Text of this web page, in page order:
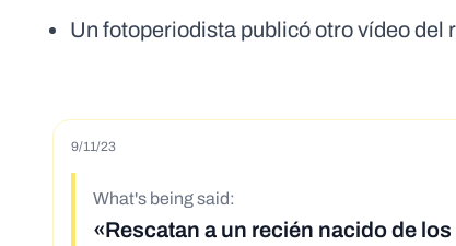
Un fotoperiodista publicó otro vídeo del
9/11/23
What's being said:
«Rescatan a un recién nacido de